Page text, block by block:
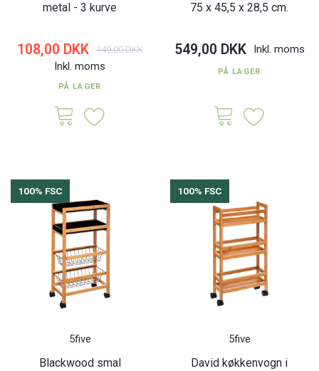
metal - 3 kurve
108,00 DKK 149,00 DKK
Inkl. moms
PÅ LAGER
75 x 45,5 x 28,5 cm.
549,00 DKK Inkl. moms
PÅ LAGER
100% FSC
5five
Blackwood smal
100% FSC
5five
David køkkenvogn i